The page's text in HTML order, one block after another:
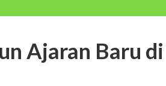
Ajaran Baru